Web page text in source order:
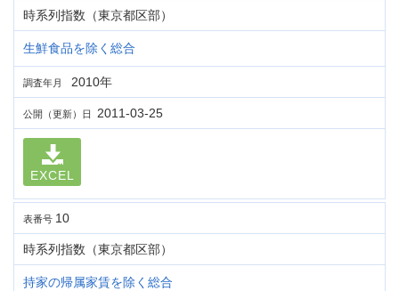
時系列指数（東京都区部）
生鮮食品を除く総合
調査年月 2010年
公開（更新）日 2011-03-25
EXCEL
表番号 10
時系列指数（東京都区部）
持家の帰属家賃を除く総合